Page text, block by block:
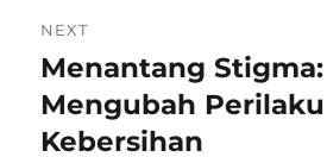
NEXT
Next
post:
Menantang
Mengubah
Kebersihan